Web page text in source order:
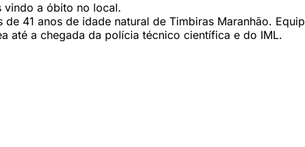
vindo a óbito no local.
41 anos de idade natural de Timbiras Maranhão.
até a chegada da polícia técnico científica e do IML.